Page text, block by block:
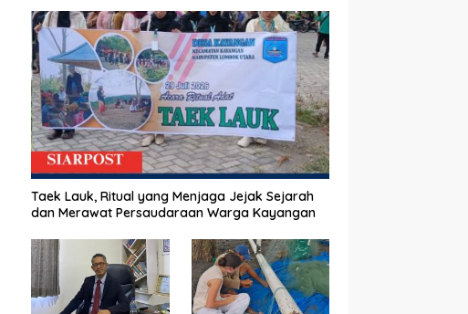
Taek Lauk, Ritual yang Menjaga Jejak Sejarah
dan Merawat Persaudaraan Warga Kayangan